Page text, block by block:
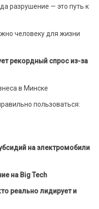
разрушение — это путь к
человеку для жизни
рекордный спрос из-за
в Минске
пользоваться:
на электромобили
на Big Tech
реально лидирует и